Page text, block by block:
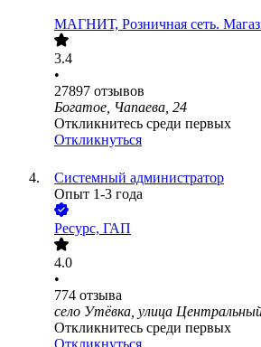
МАГНИТ, Розничная сеть.
3.4
•
27897 отзывов
Богатое, Чапаева, 24
Откликнитесь среди первых
Откликнуться
Системный администратор
Опыт 1-3 года
Ресурс, ГАП
4.0
•
774 отзыва
село Утёвка, улица
Откликнитесь среди первых